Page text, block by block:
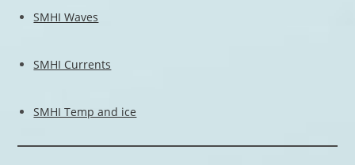
SMHI Waves
SMHI Currents
SMHI Temp and ice